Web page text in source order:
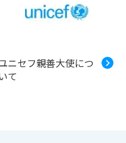
ニセフ親善大使につ
いて